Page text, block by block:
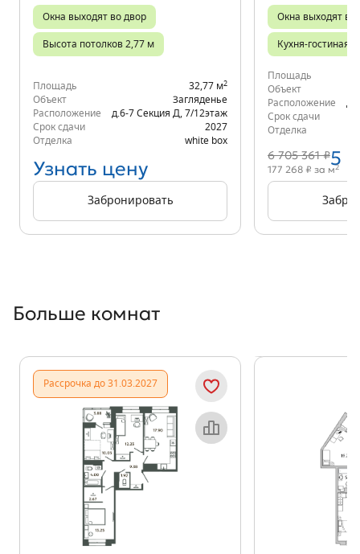
Окна выходят во двор
Высота потолков 2,77 м
Площадь 32,77 м2
Объект
Загляденье
Расположение
д.6-7 Секция Д 7/12этаж
Срок сдачи
2027
Отделка
white box
Узнать цену
Забронировать
Окна выходят во
Кухня-гостиная
Площадь
Объект
Расположение
Срок сдачи
Отделка
6 705 361 ₽5
177 268 ₽ за м2
Больше комнат
Рассрочка до 31.03.2027
Объект месяца